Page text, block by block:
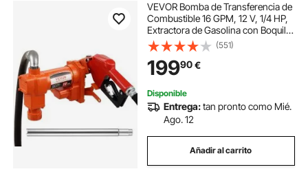
VEVOR Bomba de Transferencia de
Combustible 16 GPM, 12 V, 1/4 HP,
Extractora de Gasolina con Boquilla
Automática, Manguera de Descarga
y Tubo de Succión para Gasolina,
Diésel, Queroseno
(551)
19990€
Disponible
Entrega:tan pronto como Mié.
Ago. 12
Añadir al carrito